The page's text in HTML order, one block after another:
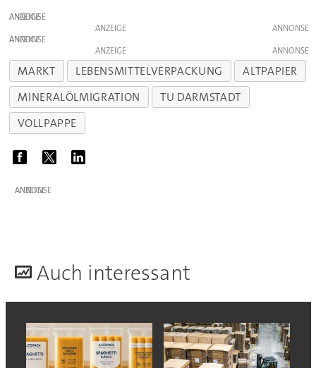
ANZEIGE
ANZEIGE
ANZEIGE
ANZEIGE
MARKT LEBENSMITTELVERPACKUNG
ALTPAPIER
MINERALÖLMIGRATION
TU DARMSTADT
VOLLPAPPE
ANZEIGE
Auch interessant